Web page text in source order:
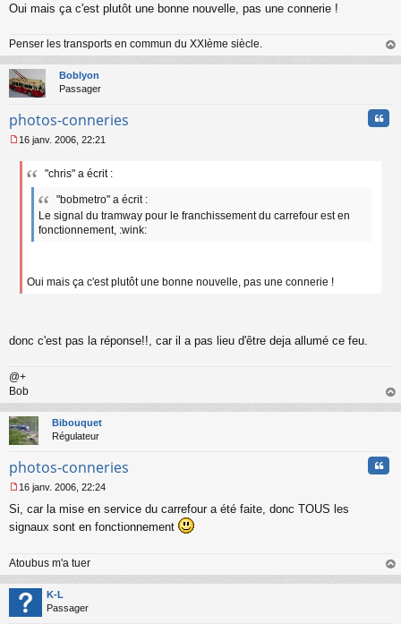
n
u
Oui mais ça c'est plutôt une bonne nouvelle, pas une connerie !
Penser les transports en commun du XXIème siècle.
au
Boblyon
Passager
photos-conneries
e
u
16 janv. 2006, 22:21
"chris" a écrit :
"bobmetro" a écrit :
Le signal du tramway pour le franchissement du carrefour est en
fonctionnement, :wink:
Oui mais ça c'est plutôt une bonne nouvelle, pas une connerie !
donc c'est pas la réponse!!, car il a pas lieu d'être deja allumé ce feu.
@+
Bob
au
Bibouquet
Régulateur
photos-conneries
e
s
s
g
e
n
o
n
16 janv. 2006, 22:24
Si, car la mise en service du carrefour a été faite, donc TOUS les
signaux sont en fonctionnement
Atoubus m'a tuer
au
K-L
Passager